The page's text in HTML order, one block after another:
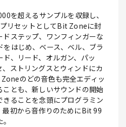
を超えるサンプルを収録し、
リセットとしてBit Zoneに封
ドステップ、ワンフィンガーな
はじめ、ベース、ベル、ブラ
、リード、オルガン、パッ
、ストリングスとウィンドにカ
のどの音色も完全エディッ
ことも、新しいサウンドの開始
ることを念頭にプログラミン
最初から音作りのためにBit 99